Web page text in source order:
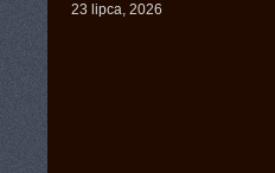
23 lipca, 2026